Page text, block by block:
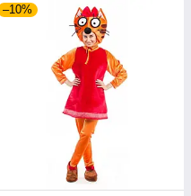
–10%